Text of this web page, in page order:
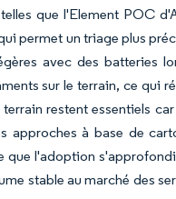
que l'Element POC
permet un triage plus
avec des batteries
sur le terrain, ce qui
restent essentiels
à base de
l'adoption
stable au marché des